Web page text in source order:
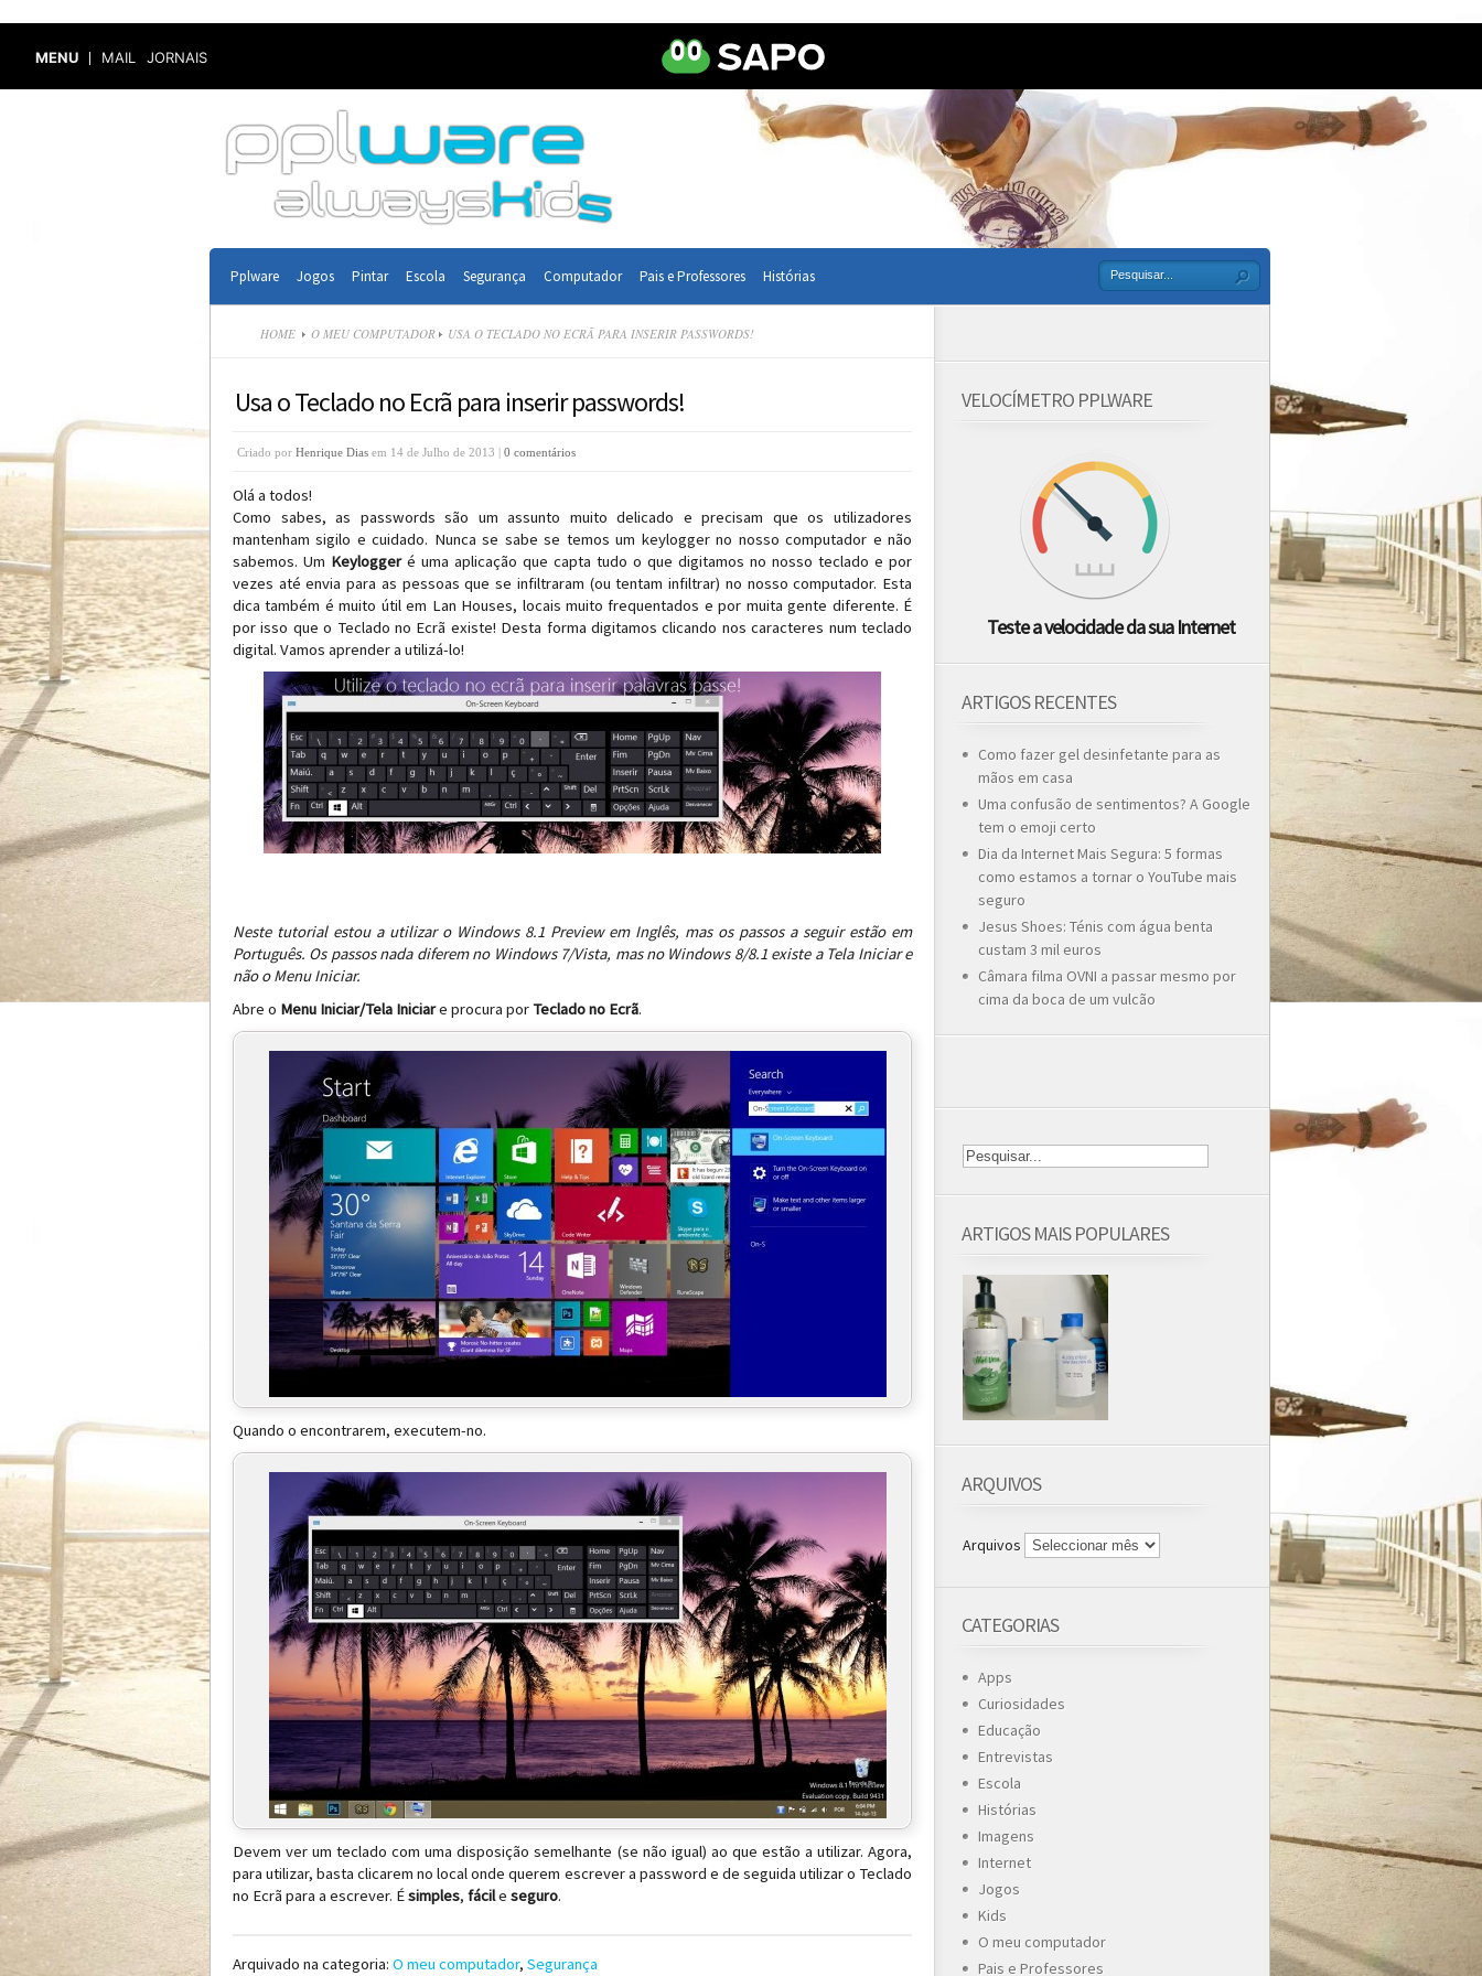
MENU MAIL JORNAIS
Pplware Jogos Pintar Escola Segurança Computador Pais e Professores Histórias
HOME O MEU COMPUTADOR USA O TECLADO NO ECRÃ PARA INSERIR PASSWORDS!
Usa o Teclado no Ecrã para inserir passwords!
Criado por Henrique Dias em 14 de Julho de 2013 | 0 comentários
Olá a todos!
Como sabes, as passwords são um assunto muito delicado e precisam que os utilizadores
mantenham sigilo e cuidado. Nunca se sabe se temos um keylogger no nosso computador e não
sabemos. Um Keyloggeré uma aplicação que capta tudo o que digitamos no nosso teclado e por
vezes até envia para as pessoas que se infiltraram (ou tentam infiltrar) no nosso computador. Esta
dica também é muito útil em Lan Houses, locais muito frequentados e por muita gente diferente. É
por isso que o Teclado no Ecrã existe! Desta forma digitamos clicando nos caracteres num teclado
digital. Vamos aprender a utilizá-lo!
Neste tutorial estou a utilizar o Windows 8.1 Preview em Inglês, mas os passos a seguir estão em
Português. Os passos nada diferem no Windows 7/Vista, mas no Windows 8/8.1 existe a Tela Iniciar e
não o Menu Iniciar.
Abre o Menu Iniciar/Tela Iniciare procura porTeclado no Ecrã.
Quando o encontrarem, executem-no.
Devem ver um teclado com uma disposição semelhante (se não igual) ao que estão a utilizar. Agora,
para utilizar, basta clicarem no local onde querem escrever a password e de seguida utilizar o Teclado
no Ecrã para a escrever. Ésimples, fácile seguro.
Arquivado na categoria: O meu computador, Segurança
VELOCÍMETRO PPLWARE
Teste a velocidade da sua Internet
ARTIGOS RECENTES
Como fazer gel desinfetante para as
mãos em casa
Uma confusão de sentimentos? A Google
tem o emoji certo
Dia da Internet Mais Segura: 5 formas
como estamos a tornar o YouTube mais
seguro
Jesus Shoes: Ténis com água benta
custam 3 mil euros
Câmara filma OVNI a passar mesmo por
cima da boca de um vulcão
ARTIGOS MAIS POPULARES
ARQUIVOS
Arquivos
CATEGORIAS
Apps
Curiosidades
Educação
Entrevistas
Escola
Histórias
Imagens
Internet
Jogos
Kids
O meu computador
Pais e Professores